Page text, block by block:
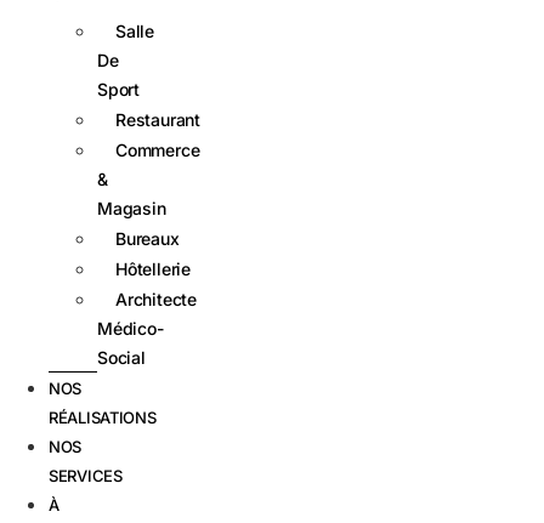
Salle
De
Sport
Restaurant
Commerce
&
Magasin
Bureaux
Hôtellerie
Architecte
Médico-
Social
NOS
RÉALISATIONS
NOS
SERVICES
À